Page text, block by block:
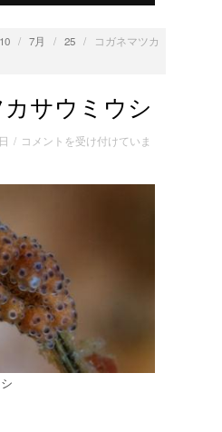
/ 7月 / 25 /
コガネマツカ
サウミウシ
/ コ
サ
ウ
ミ
ウ
シ
は
コメントを受け付けていま